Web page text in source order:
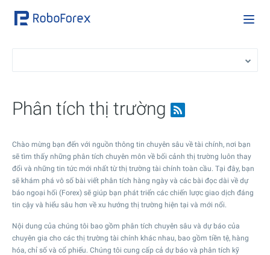
Phân tích thị trường
Chào mừng bạn đến với nguồn thông tin chuyên sâu về tài chính, nơi bạn
sẽ tìm thấy những phân tích chuyên môn về bối cảnh thị trường luôn thay
đổi và những tin tức mới nhất từ thị trường tài chính toàn cầu. Tại đây, bạn
sẽ khám phá vô số bài viết phân tích hàng ngày và các bài đọc dài về dự
báo ngoại hối (Forex) sẽ giúp bạn phát triển các chiến lược giao dịch đáng
tin cậy và hiểu sâu hơn về xu hướng thị trường hiện tại và mới nổi.
Nội dung của chúng tôi bao gồm phân tích chuyên sâu và dự báo của
chuyên gia cho các thị trường tài chính khác nhau, bao gồm tiền tệ, hàng
hóa, chỉ số và cổ phiếu. Chúng tôi cung cấp cả dự báo và phân tích kỹ